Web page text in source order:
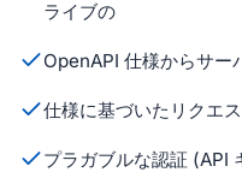
ライブの
OpenAPI 仕様からサー
仕様に基づいたリクエ
プラガブルな認証 (API